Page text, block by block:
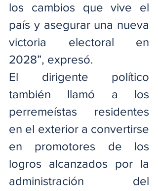
los cambios que vive el
país y asegurar una nueva
victoria electoral en
2028”, expresó.
El dirigente político
también llamó a los
perremeístas residentes
en el exterior a convertirse
en promotores de los
logros alcanzados por la
administración del